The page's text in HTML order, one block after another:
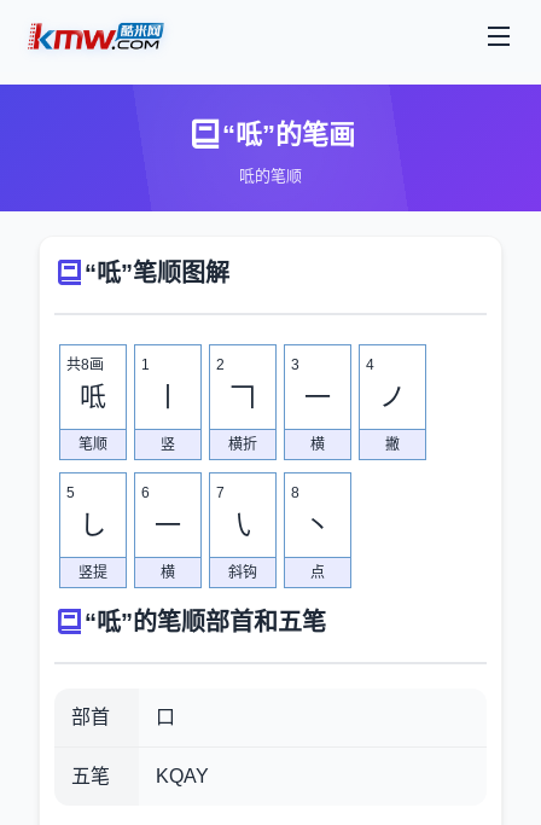
“呧”的笔画
呧的笔顺
“呧”笔顺图解
共8画
呧
笔顺
1
竖
2
𠃍
横折
3
一
横
4
ノ
撇
5
し
竖提
6
一
横
7
㇂
斜钩
8
丶
点
“呧”的笔顺部首和五笔
部首 口
五笔 KQAY